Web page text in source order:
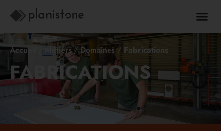
Accueil Métiers/Domaines/Fabrications
FABRICATIONS